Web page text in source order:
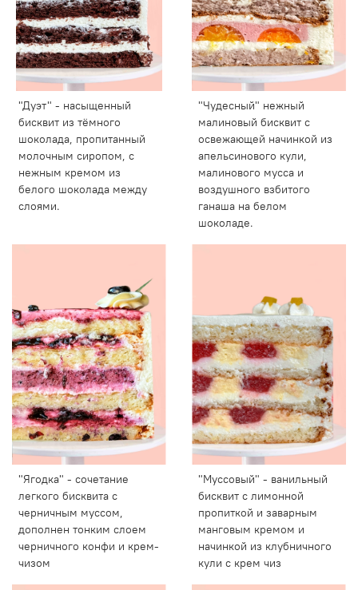
"Дуэт" - насыщенный
бисквит из тёмного
шоколада, пропитанный
молочным сиропом, с
нежным кремом из
белого шоколада между
слоями.
"Чудесный" нежный
малиновый бисквит с
освежающей начинкой из
апельсинового кули,
малинового мусса и
воздушного взбитого
ганаша на белом
шоколаде.
"Ягодка" - сочетание
легкого бисквита с
черничным муссом,
дополнен тонким слоем
черничного конфи и крем-
чизом
"Муссовый" - ванильный
бисквит с лимонной
пропиткой и заварным
манговым кремом и
начинкой из клубничного
кули с крем чиз